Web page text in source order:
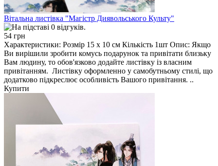
Вітальна листівка "Магістр Диявольського Культу"
54 грн
Характеристики: Розмір 15 х 10 см Кількість 1шт Опис: Якщо
Ви вирішили зробити комусь подарунок та привітати близьку
Вам людину, то обов'язково додайте листівку із власним
привітанням. Листівку оформленно у самобутньому стилі, що
додатково підкреслює особливість Вашого привітання. ..
Купити